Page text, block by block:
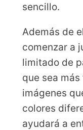
sencillo.
Además de
comenzar a
limitado de
que sea
imágenes
colores
ayudará a